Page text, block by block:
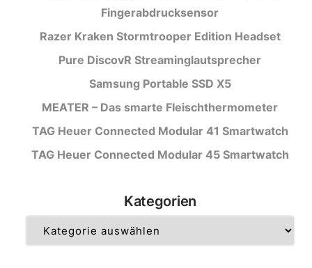
Fingerabdrucksensor
Razer Kraken Stormtrooper Edition Headset
Pure DiscovR Streaminglautsprecher
Samsung Portable SSD X5
MEATER – Das smarte Fleischthermometer
TAG Heuer Connected Modular 41 Smartwatch
TAG Heuer Connected Modular 45 Smartwatch
Kategorien